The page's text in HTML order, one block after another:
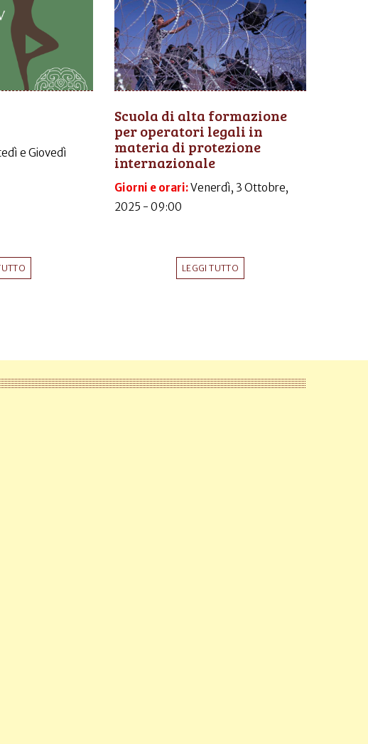
e Giovedì
Scuola di alta formazione
per operatori legali in
materia di protezione
internazionale
Giorni e orari:Venerdì, 3 Ottobre,
2025 - 09:00
LEGGI TUTTO